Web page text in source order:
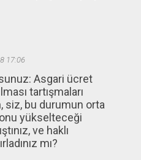
17:06
Asgari ücret
tartışmaları
siz, bu durumun orta
yükselteceği
ve haklı
mı?